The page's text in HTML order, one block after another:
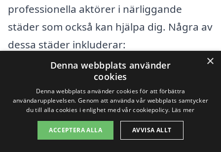
professionella aktörer i närliggande
städer som också kan hjälpa dig. Några av
dessa städer inkluderar:
Finspång
Kolmården
×
Denna webbplats använder
cookies
Denna webbplats använder cookies för att förbättra
användarupplevelsen. Genom att använda vår webbplats samtycker
du till alla cookies i enlighet med vår cookiepolicy. Läs mer
ACCEPTERA ALLA AVVISA ALLT